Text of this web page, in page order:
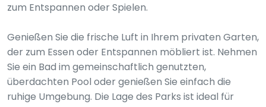
zum Entspannen oder Spielen.
Genießen Sie die frische Luft in Ihrem privaten Garten,
der zum Essen oder Entspannen möbliert ist. Nehmen
Sie ein Bad im gemeinschaftlich genutzten,
überdachten Pool oder genießen Sie einfach die
ruhige Umgebung. Die Lage des Parks ist ideal für